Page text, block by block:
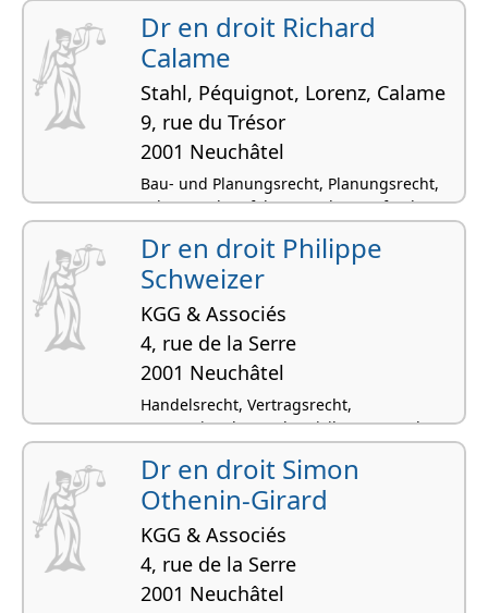
Dr en droit Richard
Calame
Stahl, Péquignot, Lorenz, Calame
9, rue du Trésor
2001 Neuchâtel
Bau- und Planungsrecht, Planungsrecht,
SchKG und Verfahrensrecht, Strafrecht,
Vertragsrecht
Dr en droit Philippe
Schweizer
KGG & Associés
4, rue de la Serre
2001 Neuchâtel
Handelsrecht, Vertragsrecht,
Internationales Recht, Zivilprozessrecht,
Schiedsgerichtsbarkeit
Dr en droit Simon
Othenin-Girard
KGG & Associés
4, rue de la Serre
2001 Neuchâtel